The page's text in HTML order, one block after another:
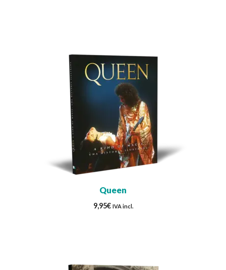
Queen
9,95€ IVA incl.